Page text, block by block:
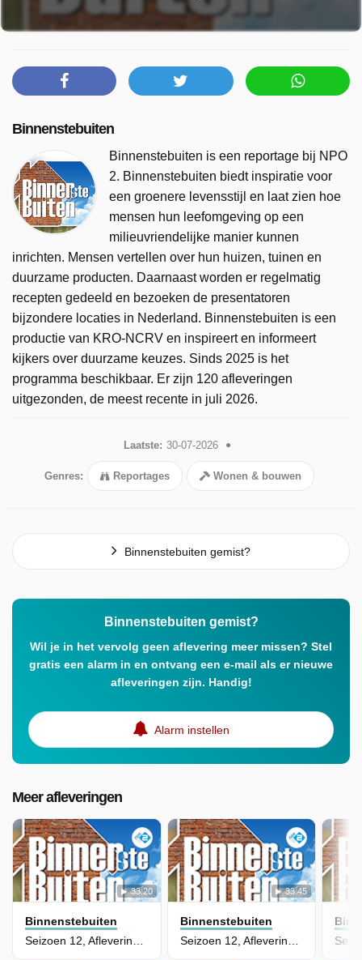
Binnenstebuiten
Binnenstebuiten is een reportage bij NPO
2. Binnenstebuiten biedt inspiratie voor
een groenere levensstijl en laat zien hoe
mensen hun leefomgeving op een
milieuvriendelijke manier kunnen
inrichten. Mensen vertellen over hun huizen, tuinen en
duurzame producten. Daarnaast worden er regelmatig
recepten gedeeld en bezoeken de presentatoren
bijzondere locaties in Nederland. Binnenstebuiten is een
productie van KRO-NCRV en inspireert en informeert
kijkers over duurzame keuzes. Sinds 2025 is het
programma beschikbaar. Er zijn 120 afleveringen
uitgezonden, de meest recente in juli 2026.
Laatste: 30-07-2026
Genres: Reportages Wonen & bouwen
Binnenstebuiten gemist?
Binnenstebuiten gemist?
Wil je in het vervolg geen aflevering meer missen? Stel
gratis een alarm in en ontvang een e-mail als er nieuwe
afleveringen zijn. Handig!
Alarm instellen
Meer afleveringen
33:20
Binnenstebuiten
Seizoen 12, Aflevering 65
33:45
Binnenstebuiten
Seizoen 12, Aflevering 12